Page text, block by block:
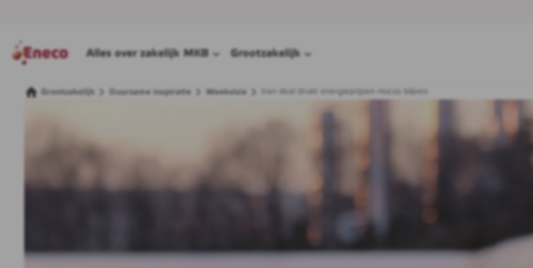
Alles over zakelijk MKB Grootzakelijk
Grootzakelijk Duurzame inspiratie Weekvisie Iran deal drukt energieprijzen risicos blijven